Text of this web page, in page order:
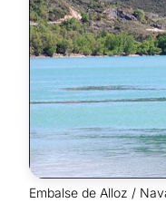
Embalse de Alloz /